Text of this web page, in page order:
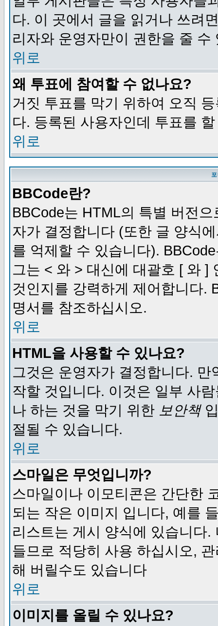
다. 이 곳에서 글을 읽거나 쓰려
리자와 운영자만이 권한을 줄
위로
왜 투표에 참여할 수 없나요?
거짓 투표를 막기 위하여 오직
다. 등록된 사용자인데 투표를
위로
BBCode란?
BBCode는 HTML의 특별 버전
자가 결정합니다 (또한 글 양식
를 억제할 수 있습니다).
그는 < 와 > 대신에 대괄호 [ 와 ]
것인지를 강력하게 제어합니다.
명서를 참조하십시오.
위로
HTML을 사용할 수 있나요?
그것은 운영자가 결정합니다.
작할 것입니다. 이것은 일부 사
나 하는 것을 막기 위한 보안책
절될 수 있습니다.
위로
스마일은 무엇입니까?
스마일이나 이모티콘은 간단한
되는 작은 이미지 입니다, 예를
리스트는 게시 양식에 있습니다
들므로 적당히 사용 하십시오,
해 버릴수도 있습니다
위로
이미지를 올릴 수 있나요?